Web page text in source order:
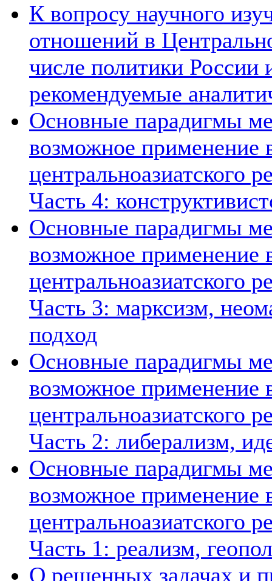
К вопросу научного
отношений в
числе политики России
рекомендуемые
Основные парадигмы
возможное применение
центральноазиатского
Часть 4:
Основные парадигмы
возможное применение
центральноазиатского
Часть 3: марксизм,
подход
Основные парадигмы
возможное применение
центральноазиатского
Часть 2: либерализм,
Основные парадигмы
возможное применение
центральноазиатского
Часть 1: реализм,
О решенных задачах и